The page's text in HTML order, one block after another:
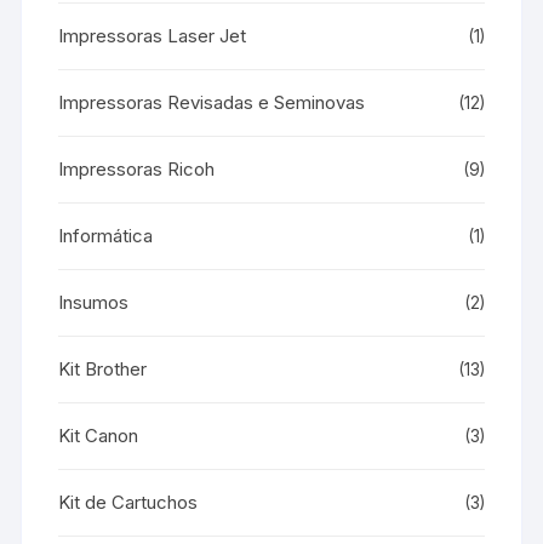
Impressoras Laser Jet (1)
Impressoras Revisadas e Seminovas (12)
Impressoras Ricoh (9)
Informática (1)
Insumos (2)
Kit Brother (13)
Kit Canon (3)
Kit de Cartuchos (3)